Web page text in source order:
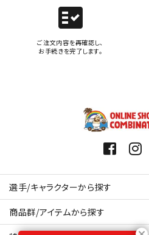
fact_check
ご注文内容を再確認し、
お手続きを完了します。
選手/キャラクターから探す
商品群/アイテムから探す